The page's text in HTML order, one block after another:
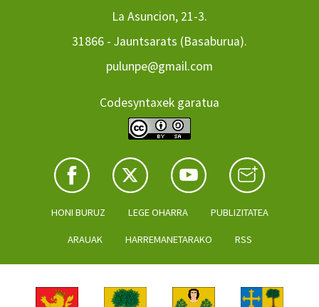
La Asuncion, 21-3.
31866 - Jauntsarats (Basaburua).
pulunpe@gmail.com
Codesyntaxek garatua
HONI BURUZ LEGE OHARRA PUBLIZITATEA
ARAUAK HARREMANETARAKO RSS